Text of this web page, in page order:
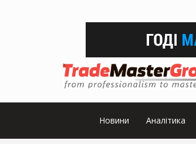
Новини Аналітика